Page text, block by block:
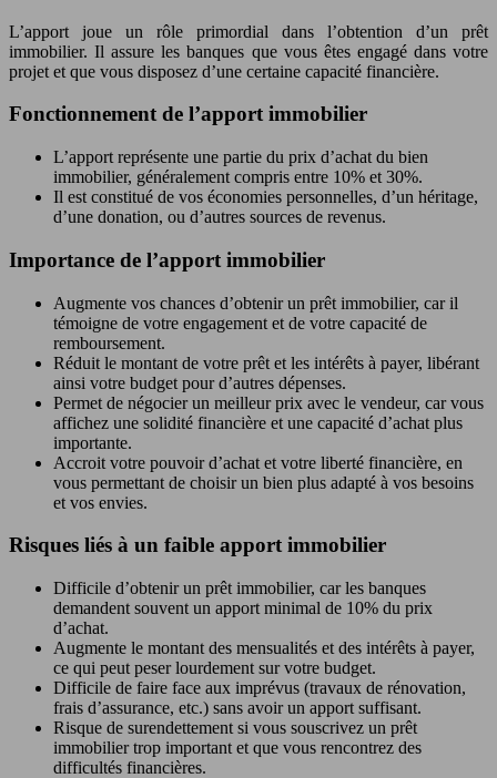
L’apport joue un rôle primordial dans l’obtention d’un prêt
immobilier. Il assure les banques que vous êtes engagé dans votre
projet et que vous disposez d’une certaine capacité financière.
Fonctionnement de l’apport immobilier
L’apport représente une partie du prix d’achat du bien
immobilier, généralement compris entre 10% et 30%.
Il est constitué de vos économies personnelles, d’un héritage,
d’une donation, ou d’autres sources de revenus.
Importance de l’apport immobilier
Augmente vos chances d’obtenir un prêt immobilier, car il
témoigne de votre engagement et de votre capacité de
remboursement.
Réduit le montant de votre prêt et les intérêts à payer, libérant
ainsi votre budget pour d’autres dépenses.
Permet de négocier un meilleur prix avec le vendeur, car vous
affichez une solidité financière et une capacité d’achat plus
importante.
Accroit votre pouvoir d’achat et votre liberté financière, en
vous permettant de choisir un bien plus adapté à vos besoins
et vos envies.
Risques liés à un faible apport immobilier
Difficile d’obtenir un prêt immobilier, car les banques
demandent souvent un apport minimal de 10% du prix
d’achat.
Augmente le montant des mensualités et des intérêts à payer,
ce qui peut peser lourdement sur votre budget.
Difficile de faire face aux imprévus (travaux de rénovation,
frais d’assurance, etc.) sans avoir un apport suffisant.
Risque de surendettement si vous souscrivez un prêt
immobilier trop important et que vous rencontrez des
difficultés financières.